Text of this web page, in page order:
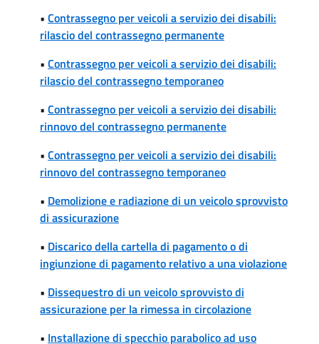
• Contrassegno per veicoli a servizio dei disabili:
rilascio del contrassegno permanente
• Contrassegno per veicoli a servizio dei disabili:
rilascio del contrassegno temporaneo
• Contrassegno per veicoli a servizio dei disabili:
rinnovo del contrassegno permanente
• Contrassegno per veicoli a servizio dei disabili:
rinnovo del contrassegno temporaneo
• Demolizione e radiazione di un veicolo sprovvisto
di assicurazione
• Discarico della cartella di pagamento o di
ingiunzione di pagamento relativo a una violazione
• Dissequestro di un veicolo sprovvisto di
assicurazione per la rimessa in circolazione
• Installazione di specchio parabolico ad uso